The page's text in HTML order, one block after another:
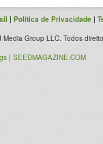
| Política de Privacidade |
Group LLC. Todos
| SEEDMAGAZINE.COM